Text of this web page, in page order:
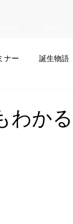
ナー 誕生物語
わか